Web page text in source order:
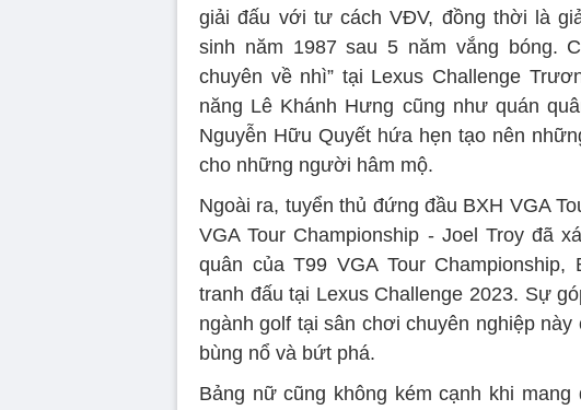
giải đấu với tư cách VĐV, đồng thời là
sinh năm 1987 sau 5 năm vắng bóng.
chuyên về nhì” tại Lexus Challenge
năng Lê Khánh Hưng cũng như quán
Nguyễn Hữu Quyết hứa hẹn tạo nên
cho những người hâm mộ.
Ngoài ra, tuyển thủ đứng đầu BXH VGA
VGA Tour Championship - Joel Troy đã
quân của T99 VGA Tour
tranh đấu tại Lexus Challenge 2023. Sự
ngành golf tại sân chơi chuyên nghiệp
bùng nổ và bứt phá.
Bảng nữ cũng không kém cạnh khi